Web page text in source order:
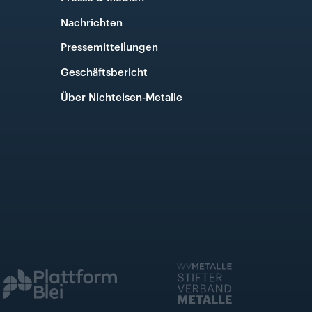
Nachrichten
Pressemitteilungen
Geschäftsbericht
Über Nichteisen-Metalle